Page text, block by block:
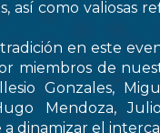
así como valiosas
en este
miembros de
Gonzales,
Mendoza,
dinamizar el